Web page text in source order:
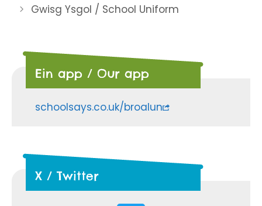
Gwisg Ysgol / School Uniform
Ein app / Our app
schoolsays.co.uk/broalun
X / Twitter